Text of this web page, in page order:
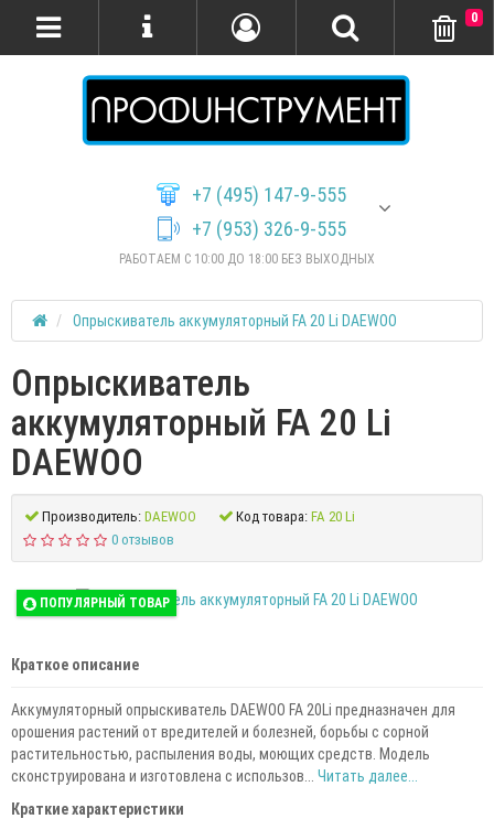
+7 (495) 147-9-555
+7 (953) 326-9-555
РАБОТАЕМ С 10:00 ДО 18:00 БЕЗ ВЫХОДНЫХ
0
Опрыскиватель аккумуляторный FA 20 Li DAEWOO
Опрыскиватель
аккумуляторный FA 20 Li
DAEWOO
Производитель: DAEWOO Код товара: FA 20 Li
0 отзывов
ПОПУЛЯРНЫЙ ТОВАР
Краткое описание
Аккумуляторный опрыскиватель DAEWOO FA 20Li предназначен для
орошения растений от вредителей и болезней, борьбы с сорной
растительностью, распыления воды, моющих средств. Модель
сконструирована и изготовлена с использов... Читать далее...
Краткие характеристики